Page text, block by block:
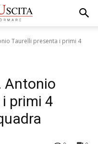
Taurelli presenta i primi 4
Antonio
primi 4